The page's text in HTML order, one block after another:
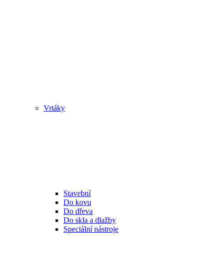
Vrtáky
Stavební
Do kovu
Do dřeva
Do skla a dlažby
Speciální nástroje